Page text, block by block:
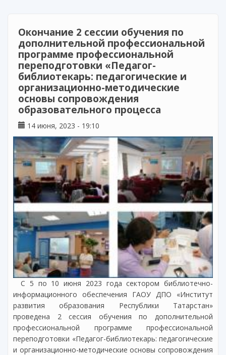
Окончание 2 сессии обучения по
дополнительной профессиональной
программе профессиональной
переподготовки «Педагог-
библиотекарь: педагогические и
организационно-методические
основы сопровождения
образовательного процесса
14 июня, 2023 - 19:10
С 5 по 10 июня 2023 года сектором библиотечно-
информационного обеспечения ГАОУ ДПО «Институт
развития образования Республики Татарстан»
проведена 2 сессия обучения по дополнительной
профессиональной программе профессиональной
переподготовки «Педагог-библиотекарь: педагогические
и организационно-методические основы сопровождения